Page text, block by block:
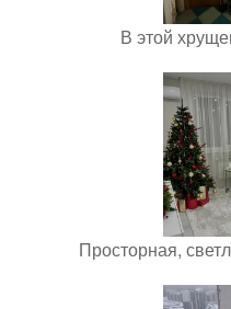
В этой
Просторная,